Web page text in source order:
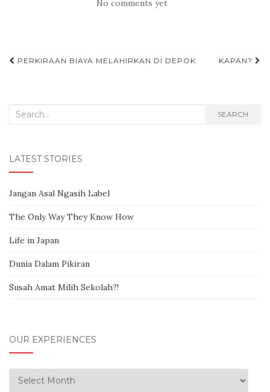
No comments yet
PERKIRAAN BIAYA MELAHIRKAN DI DEPOK KAPAN?
Search for: SEARCH
LATEST STORIES
Jangan Asal Ngasih Label
The Only Way They Know How
Life in Japan
Dunia Dalam Pikiran
Susah Amat Milih Sekolah?!
OUR EXPERIENCES
Our Experiences